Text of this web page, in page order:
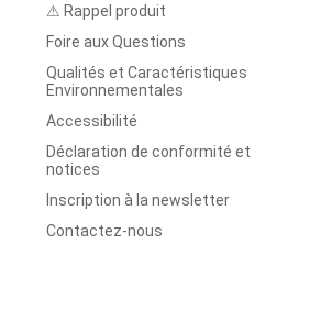
⚠ Rappel produit
Foire aux Questions
Qualités et Caractéristiques
Environnementales
Accessibilité
Déclaration de conformité et
notices
Inscription à la newsletter
Contactez-nous